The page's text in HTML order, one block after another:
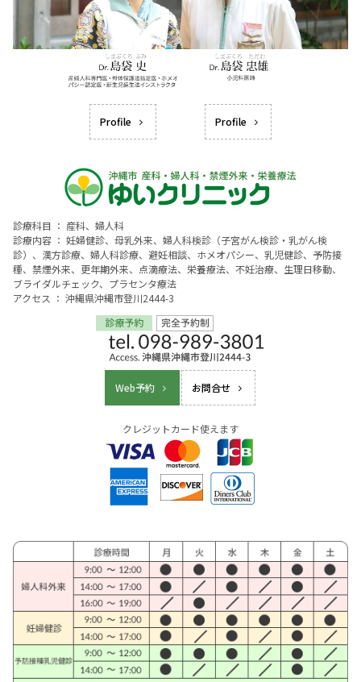
Profile Profile
診療科目 ： 産科、婦人科
診療内容 ： 妊婦健診、母乳外来、婦人科検診（子宮がん検診・乳がん検
診）、漢方診療、婦人科診療、避妊相談、ホメオパシー、乳児健診、予防接
種、禁煙外来、更年期外来、点滴療法、栄養療法、不妊治療、生理日移動、
ブライダルチェック、プラセンタ療法
アクセス ： 沖縄県沖縄市登川2444-3
Web予約 お問合せ
クレジットカード使えます